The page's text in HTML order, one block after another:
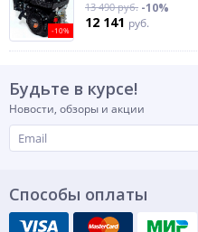
-10%
13 490 руб. -10%
12 141 руб.
Будьте в курсе!
Новости, обзоры и акции
Способы оплаты